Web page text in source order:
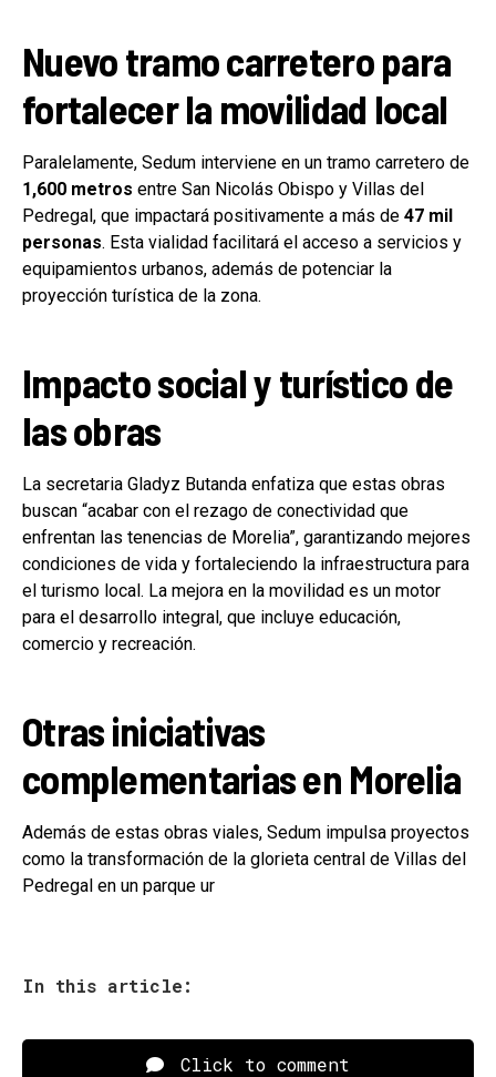
Nuevo tramo carretero para
fortalecer la movilidad local
Paralelamente, Sedum interviene en un tramo carretero de
1,600 metros entre San Nicolás Obispo y Villas del
Pedregal, que impactará positivamente a más de 47 mil
personas. Esta vialidad facilitará el acceso a servicios y
equipamientos urbanos, además de potenciar la
proyección turística de la zona.
Impacto social y turístico de
las obras
La secretaria Gladyz Butanda enfatiza que estas obras
buscan “acabar con el rezago de conectividad que
enfrentan las tenencias de Morelia”, garantizando mejores
condiciones de vida y fortaleciendo la infraestructura para
el turismo local. La mejora en la movilidad es un motor
para el desarrollo integral, que incluye educación,
comercio y recreación.
Otras iniciativas
complementarias en Morelia
Además de estas obras viales, Sedum impulsa proyectos
como la transformación de la glorieta central de Villas del
Pedregal en un parque ur
In this article:
Click to comment